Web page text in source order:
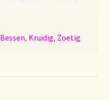
Bessen, Kruidig, Zoetig